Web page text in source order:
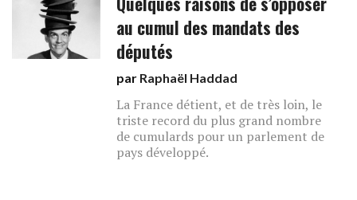
au cumul des mandats des
députés
par Raphaël Haddad
La France détient, et de très loin, le
triste record du plus grand nombre
de cumulards pour un parlement de
pays développé.